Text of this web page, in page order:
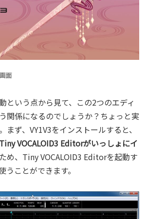
面
という点から見て、この2つのエディ
関係になるのでしょうか？ちょっと実
まず、VY1V3をインストールすると、
VOCALOID3 Editorがいっしょにイ
ため、Tiny VOCALOID3 Editorを起動す
うことができます。